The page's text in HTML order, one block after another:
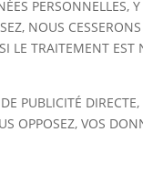
PERSONNELLES,
NOUS
TRAITEMENT EST
PUBLICITÉ
OPPOSEZ, VOS